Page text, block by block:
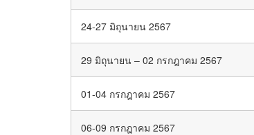
24-27 มิถุนายน 2567
29 มิถุนายน – 02 กรกฎาคม 2567
01-04 กรกฎาคม 2567
06-09 กรกฎาคม 2567